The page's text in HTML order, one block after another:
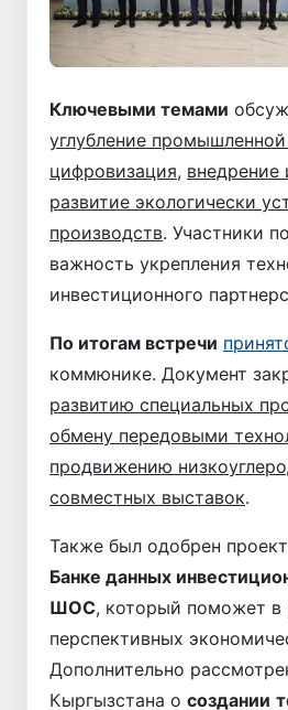
Ключевыми темами
углубление
цифровизация, внедрение
развитие экологически
производств. Участники
важность укрепления
инвестиционного
По итогам встречи
коммюнике. Документ
развитию специальных
обмену передовыми
продвижению
совместных выставок.
Также был одобрен
Банке данных
ШОС, который поможет в
перспективных
Дополнительно
Кыргызстана о создании